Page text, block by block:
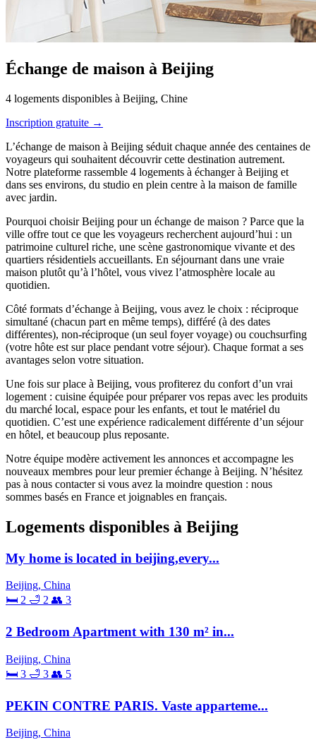
Échange de maison à Beijing
4 logements disponibles à Beijing, Chine
Inscription gratuite →
L’échange de maison à Beijing séduit chaque année des centaines de
voyageurs qui souhaitent découvrir cette destination autrement.
Notre plateforme rassemble 4 logements à échanger à Beijing et
dans ses environs, du studio en plein centre à la maison de famille
avec jardin.
Pourquoi choisir Beijing pour un échange de maison ? Parce que la
ville offre tout ce que les voyageurs recherchent aujourd’hui : un
patrimoine culturel riche, une scène gastronomique vivante et des
quartiers résidentiels accueillants. En séjournant dans une vraie
maison plutôt qu’à l’hôtel, vous vivez l’atmosphère locale au
quotidien.
Côté formats d’échange à Beijing, vous avez le choix : réciproque
simultané (chacun part en même temps), différé (à des dates
différentes), non-réciproque (un seul foyer voyage) ou couchsurfing
(votre hôte est sur place pendant votre séjour). Chaque format a ses
avantages selon votre situation.
Une fois sur place à Beijing, vous profiterez du confort d’un vrai
logement : cuisine équipée pour préparer vos repas avec les produits
du marché local, espace pour les enfants, et tout le matériel du
quotidien. C’est une expérience radicalement différente d’un séjour
en hôtel, et beaucoup plus reposante.
Notre équipe modère activement les annonces et accompagne les
nouveaux membres pour leur premier échange à Beijing. N’hésitez
pas à nous contacter si vous avez la moindre question : nous
sommes basés en France et joignables en français.
Logements disponibles à Beijing
My home is located in beijing,every...
Beijing, China
🛏 2 🛁 2 👥 3
2 Bedroom Apartment with 130 m² in...
Beijing, China
🛏 3 🛁 3 👥 5
PEKIN CONTRE PARIS. Vaste apparteme...
Beijing, China